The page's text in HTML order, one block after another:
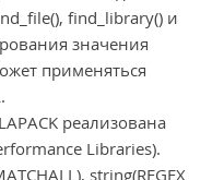
find_library() и
значения
применяться
реализована
Libraries).
string(REGEX